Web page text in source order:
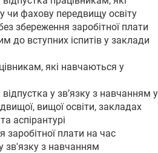
чи фахову передвищу освіту
збереження заробітної плати
до вступних іспитів у заклади
які навчаються у
у зв’язку з навчанням у
вищої освіти, закладах
аспірантурі
заробітної плати на час
зв'язку з навчанням